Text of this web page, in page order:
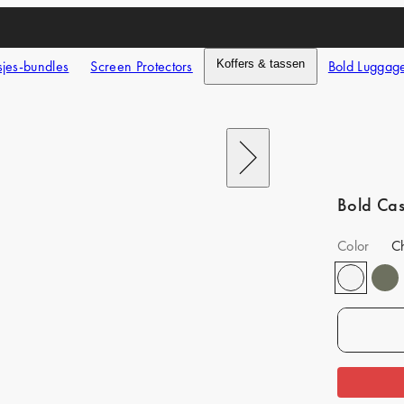
bundles Screen Protectors Koffers & tassen Bold
Next
Bold
Color